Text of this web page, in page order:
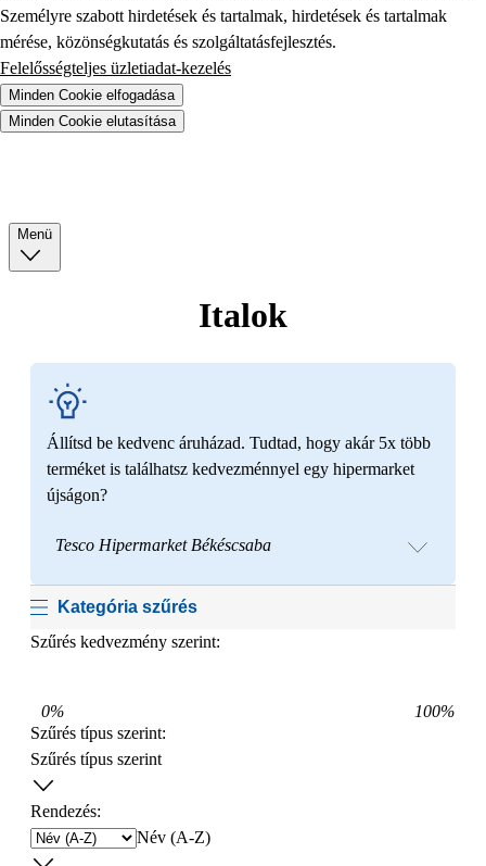
Személyre szabott hirdetések és tartalmak, hirdetések és tartalmak
mérése, közönségkutatás és szolgáltatásfejlesztés.
Felelősségteljes üzletiadat-kezelés
Minden Cookie elfogadása
Minden Cookie elutasítása
Menü
Italok
Állítsd be kedvenc áruházad. Tudtad, hogy akár 5x több
terméket is találhatsz kedvezménnyel egy hipermarket
újságon?
Tesco Hipermarket Békéscsaba
Kategória szűrés
Szűrés kedvezmény szerint:
0% 100%
Szűrés típus szerint:
Szűrés típus szerint
Rendezés:
Név (A-Z)